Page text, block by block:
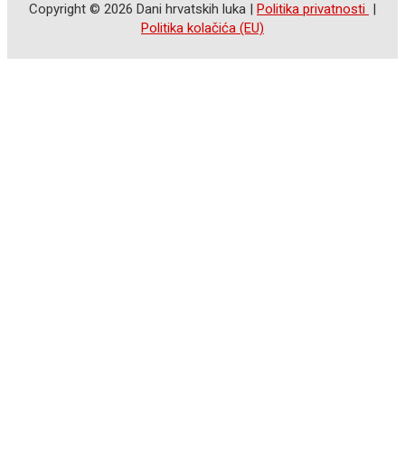
Copyright © 2026 Dani hrvatskih luka | Politika privatnosti |
Politika kolačića (EU)